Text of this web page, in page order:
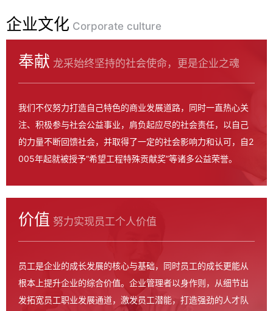
企业文化 Corporate culture
奉献 龙采始终坚持的社会使命，更是企业之魂
我们不仅努力打造自己特色的商业发展道路，同时一直热心关
注、积极参与社会公益事业，肩负起应尽的社会责任，以自己
的力量不断回馈社会，并取得了一定的社会影响力和认可，自2
005年起就被授予“希望工程特殊贡献奖”等诸多公益荣誉。
价值 努力实现员工个人价值
员工是企业的成长发展的核心与基础，同时员工的成长更能从
根本上提升企业的综合价值。企业管理者以身作则，从细节出
发拓宽员工职业发展通道，激发员工潜能，打造强劲的人才队